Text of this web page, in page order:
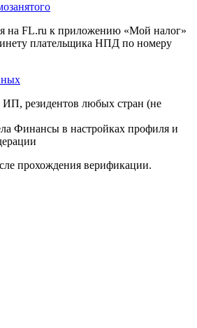
на FL.ru к приложению «Мой налог»
плательщика НПД по номеру
резидентов любых стран (не
Финансы в настройках профиля и
прохождения верификации.